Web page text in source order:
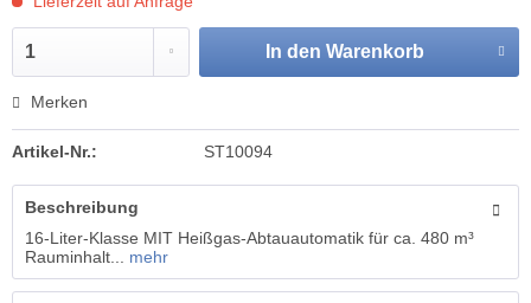
In den Warenkorb
Merken
Artikel-Nr.: ST10094
Beschreibung
16-Liter-Klasse MIT Heißgas-Abtauautomatik für ca. 480 m³
Rauminhalt...
mehr